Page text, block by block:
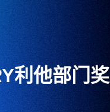
利他部门奖